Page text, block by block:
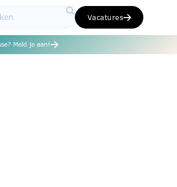
Vacatures
Meld je aan!